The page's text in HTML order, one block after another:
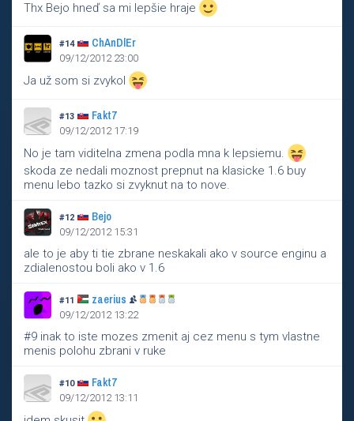
Thx Bejo hneď sa mi lepšie hraje
#14 ChAnDlEr
09/12/2012 23:00
Ja už som si zvykol
#13 Fakt7
09/12/2012 17:19
No je tam viditelna zmena podla mna k lepsiemu.
skoda ze nedali moznost prepnut na klasicke 1.6 buy
menu lebo tazko si zvyknut na to nove.
#12 Bejo
09/12/2012 15:31
ale to je aby ti tie zbrane neskakali ako v source enginu a
zdialenostou boli ako v 1.6
#11 zaerius
09/12/2012 13:22
#9 inak to iste mozes zmenit aj cez menu s tym vlastne
menis polohu zbrani v ruke
#10 Fakt7
09/12/2012 13:11